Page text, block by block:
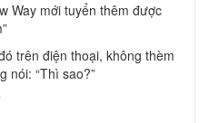
Way mới tuyển thêm được
trên điện thoại, không thèm
nói: “Thì sao?”